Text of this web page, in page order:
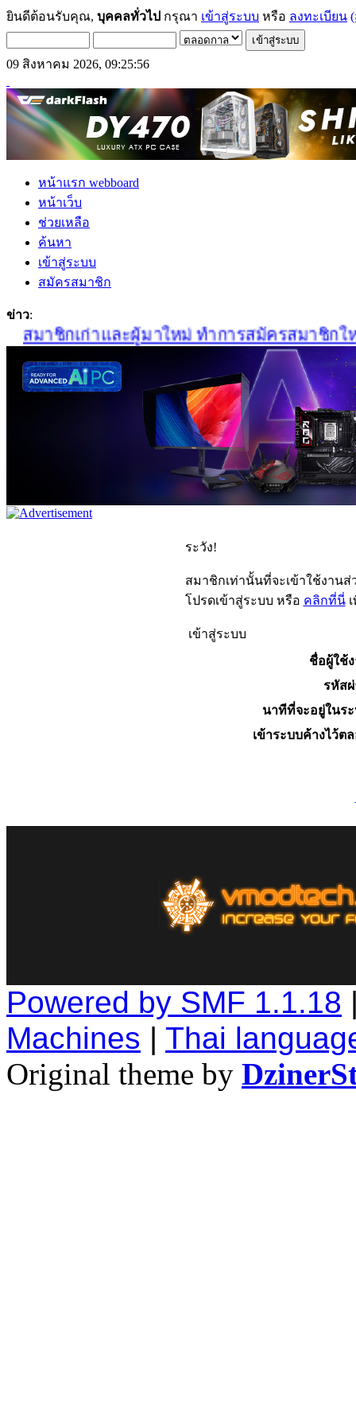
ยินดีต้อนรับคุณ, บุคคลทั่วไป กรุณา เข้าสู่ระบบ หรือ ลงทะเบียน
09 สิงหาคม 2026, 09:25:56
หน้าแรก webboard
หน้าเว็บ
ช่วยเหลือ
ค้นหา
เข้าสู่ระบบ
สมัครสมาชิก
ข่าว:
สมาชิกเก่าและผู้มาใหม่ ทำการสมัครสมาชิกให
ระวัง!
สมาชิกเท่านั้นที่จะเข้าใช้งานส่
โปรดเข้าสู่ระบบ หรือ คลิกที่นี่เ
เข้าสู่ระบบ
ชื่อผู้ใช้
รหัส
นาทีที่จะอยู่ในร
เข้าระบบค้างไว้ต
Powered by SMF 1.1.18
Machines | Thai
Original theme by